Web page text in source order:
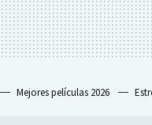
Mejores películas 2026